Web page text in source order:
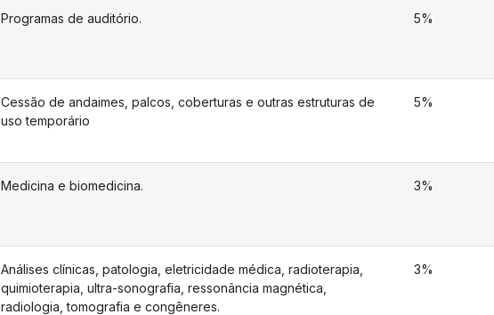
Programas de auditório. 5%
Cessão de andaimes, palcos, coberturas e outras estruturas de
uso temporário
5%
Medicina e biomedicina. 3%
Análises clínicas, patologia, eletricidade médica, radioterapia,
quimioterapia, ultra-sonografia, ressonância magnética,
radiologia, tomografia e congêneres.
3%